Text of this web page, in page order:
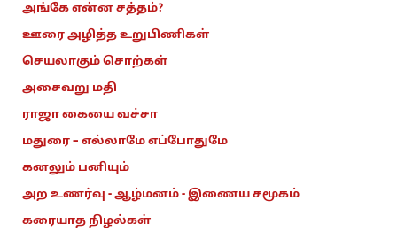
அங்கே என்ன சத்தம்?
ஊரை அழித்த உறுபிணிகள்
செயலாகும் சொற்கள்
அசைவறு மதி
ராஜா கையை வச்சா
மதுரை – எல்லாமே எப்போதுமே
கனலும் பனியும்
அற உணர்வு - ஆழ்மனம் - இணைய சமூகம்
கரையாத நிழல்கள்